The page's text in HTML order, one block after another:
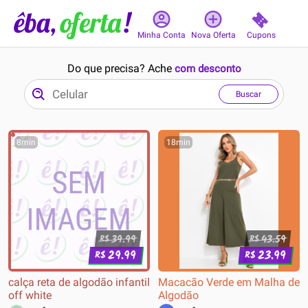
Minha Conta Nova Oferta Cupons
Do que precisa? Ache com desconto
Buscar
8min
R$39.99
R$29.99
calça reta de algodão infantil
off white
18min
R$43.59
R$23.99
Macacão Verde em Malha de
Algodão